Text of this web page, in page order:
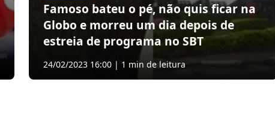
Famoso bateu o pé, não quis ficar na
Globo e morreu um dia depois de
estreia de programa no SBT
24/02/2023 16:00 | 1 min de leitura